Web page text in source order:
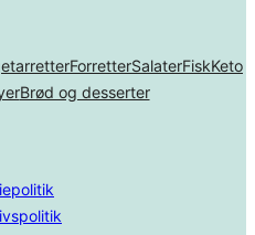
ForretterSalaterFiskKeto
Brød og desserter